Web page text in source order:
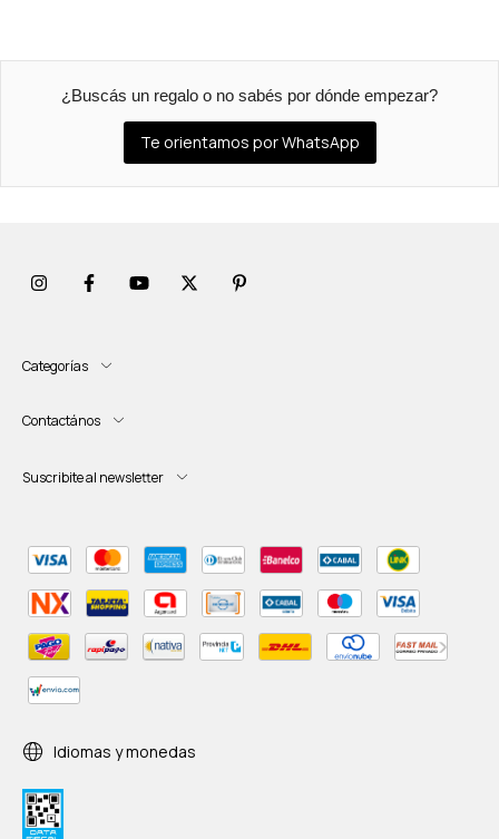
¿Buscás un regalo o no sabés por dónde empezar?
Te orientamos por WhatsApp
Categorías
Contactános
Suscribite al newsletter
Idiomas y monedas